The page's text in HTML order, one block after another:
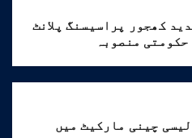
کھجور پراسیسنگ پلانٹ
منصوبہ
چینی مارکیٹ میں